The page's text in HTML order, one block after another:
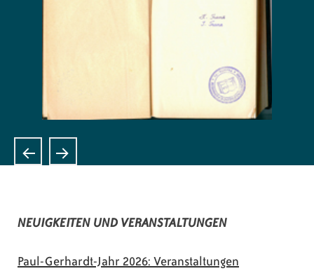
NEUIGKEITEN UND VERANSTALTUNGEN
Paul-Gerhardt-Jahr 2026: Veranstaltungen